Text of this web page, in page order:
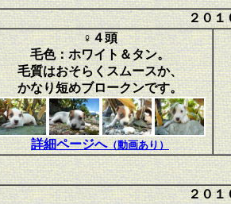
２０１
♀４頭
毛色：ホワイト＆タン。
毛質はおそらくスムースか、
かなり短めブロークンです。
詳細ページへ（動画あり）
２０１